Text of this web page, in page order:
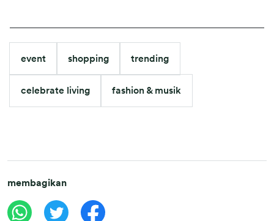
event shopping trending
celebrate living fashion & musik
membagikan